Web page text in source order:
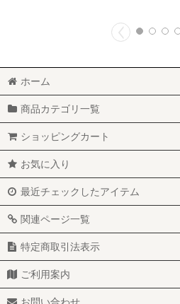
ホーム
商品カテゴリ一覧
ショッピングカート
お気に入り
最近チェックしたアイテム
関連ページ一覧
特定商取引法表示
ご利用案内
お問い合わせ